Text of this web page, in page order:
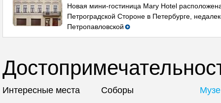
Новая мини-гостиница Mary Hotel
Петроградской Стороне в Петербурге,
Петропавловской
Интересные места Соборы